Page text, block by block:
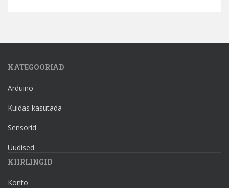
KATEGOORIAD
Arduino
Kuidas kasutada
Sensorid
Uudised
KIIRLINGID
Konto